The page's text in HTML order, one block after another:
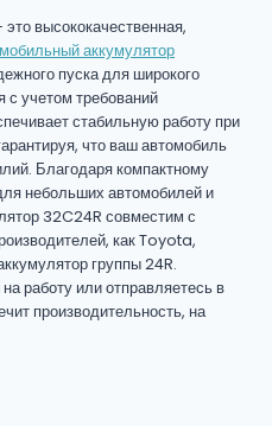
высококачественная,
аккумулятор
пуска для широкого
с учетом требований
стабильную работу при
что ваш автомобиль
Благодаря компактному
небольших автомобилей и
32C24R совместим с
как Toyota,
группы 24R.
работу или отправляетесь в
производительность, на